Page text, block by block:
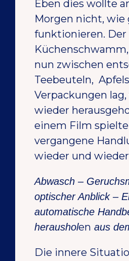
Eben dies wollte
Morgen nicht, wie
funktionieren. Der
nun zwischen
Teebeuteln,
Verpackungen
wieder
einem Film
vergangene
wieder und wieder
Abwasch –
optischer Anblick –
automatische
herausholen aus
Die innere